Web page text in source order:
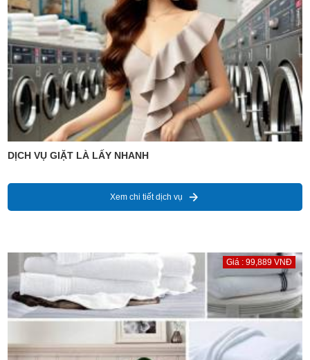
DỊCH VỤ GIẶT LÀ LẤY NHANH
Xem chi tiết dịch vụ
Giá : 99,889 VNĐ